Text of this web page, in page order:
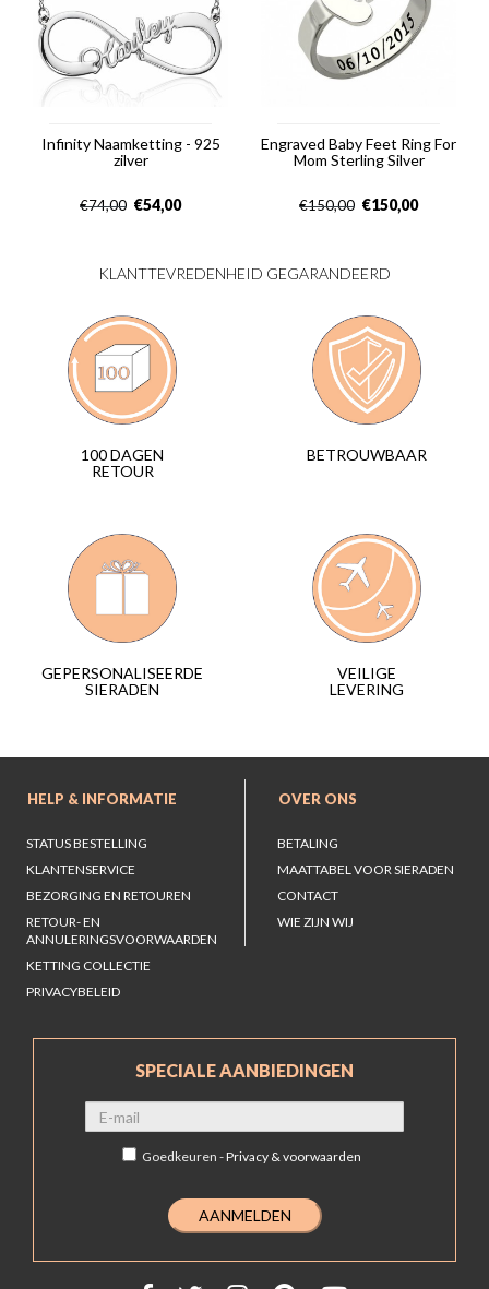
Infinity Naamketting - 925
zilver
€74,00 €54,00
Engraved Baby Feet Ring For
Mom Sterling Silver
€150,00 €150,00
KLANTTEVREDENHEID GEGARANDEERD
100 DAGEN
RETOUR
BETROUWBAAR
GEPERSONALISEERDE
SIERADEN
VEILIGE
LEVERING
HELP & INFORMATIE
STATUS BESTELLING
KLANTENSERVICE
BEZORGING EN RETOUREN
RETOUR- EN
ANNULERINGSVOORWAARDEN
KETTING COLLECTIE
PRIVACYBELEID
OVER ONS
BETALING
MAATTABEL VOOR SIERADEN
CONTACT
WIE ZIJN WIJ
SPECIALE AANBIEDINGEN
Goedkeuren -Privacy & voorwaarden